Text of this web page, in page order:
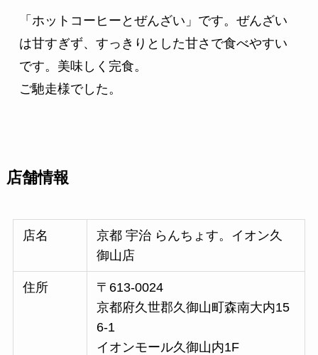
「ホットコーヒーとぜんざい」です。ぜんざい
は甘すぎず、すっきりとした甘さで食べやすい
です。美味しく完食。
ご馳走様でした。
店舗情報
店名
京都 宇治 らんちょす。イオン久
御山店
住所
〒613-0024
京都府久世郡久御山町森南大内15
6-1
イオンモール久御山内1F